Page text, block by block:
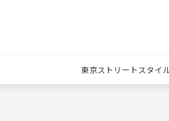
東京ストリートスタイ